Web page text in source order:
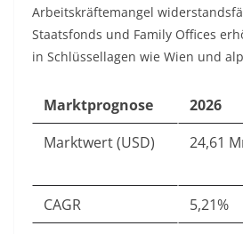
Arbeitskräftemangel
Staatsfonds und Family Offices
in Schlüssellagen wie Wien und
Marktprognose 2026
Marktwert (USD)
24,61
CAGR
5,21%